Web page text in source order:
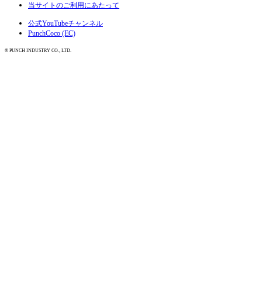
当サイトのご利用にあたって
公式YouTubeチャンネル
PunchCoco (EC)
© PUNCH INDUSTRY CO., LTD.